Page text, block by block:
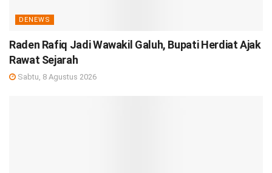
DENEWS
Raden Rafiq Jadi Wawakil Galuh, Bupati Herdiat Ajak
Rawat Sejarah
Sabtu, 8 Agustus 2026